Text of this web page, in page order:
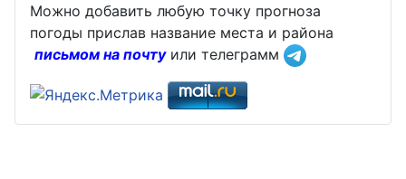
Можно добавить любую точку прогноза
погоды прислав название места и района
письмом на почтуили телеграмм